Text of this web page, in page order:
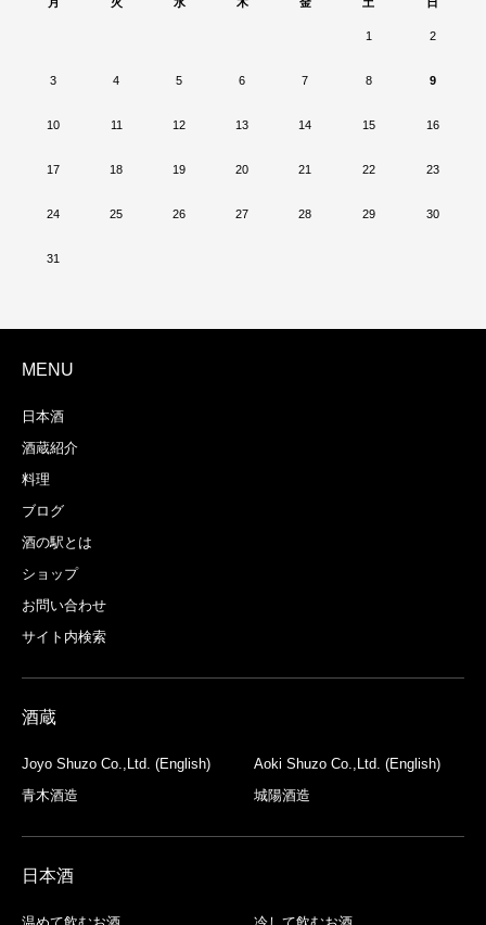
1 2
3 4 5 6 7 8 9
10 11 12 13 14 15 16
17 18 19 20 21 22 23
24 25 26 27 28 29 30
31
MENU
日本酒
酒蔵紹介
料理
ブログ
酒の駅とは
ショップ
お問い合わせ
サイト内検索
酒蔵
Joyo Shuzo Co.,Ltd. (English)
Aoki Shuzo Co.,Ltd. (English)
青木酒造
城陽酒造
日本酒